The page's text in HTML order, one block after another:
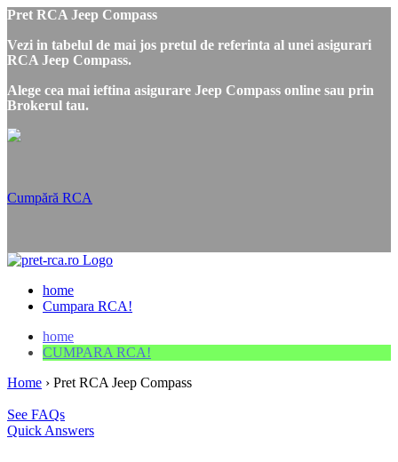
Pret RCA Jeep Compass
Vezi in tabelul de mai jos pretul de referinta al unei asigurari
RCA Jeep Compass.
Alege cea mai ieftina asigurare Jeep Compass online sau prin
Brokerul tau.
Cumpără RCA
home
Cumpara RCA!
home
CUMPARA RCA!
Home › Pret RCA Jeep Compass
See FAQs
Quick Answers